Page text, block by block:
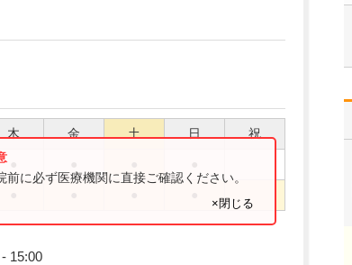
木 金 土 日 祝
に必ず医療機関に直接ご確認ください。
×閉じる
15:00